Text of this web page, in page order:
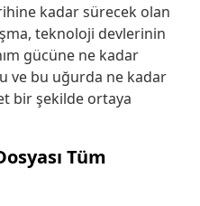
kadar sürecek olan
teknoloji devlerinin
gücüne ne kadar
ve bu uğurda ne kadar
bir şekilde ortaya
Tüm